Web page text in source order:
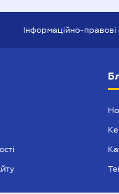
Інформаційно-правові
БУХГАЛТЕР ПРОФ